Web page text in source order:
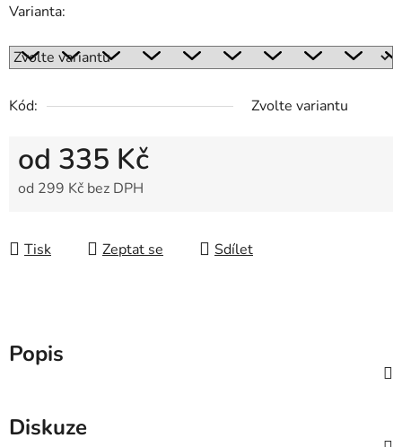
Varianta:
Kód: Zvolte variantu
od 335 Kč
od 299 Kč bez DPH
Tisk
Zeptat se Sdílet
Popis
Diskuze